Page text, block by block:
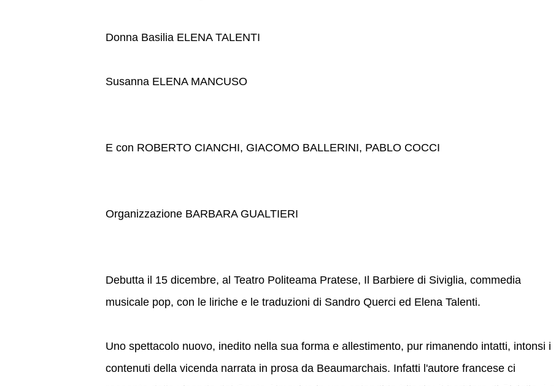
Donna Basilia ELENA TALENTI
Susanna ELENA MANCUSO
E con ROBERTO CIANCHI, GIACOMO BALLERINI, PABLO COCCI
Organizzazione BARBARA GUALTIERI
Debutta il 15 dicembre, al Teatro Politeama Pratese, Il Barbiere di Siviglia, commedia
musicale pop, con le liriche e le traduzioni di Sandro Querci ed Elena Talenti.
Uno spettacolo nuovo, inedito nella sua forma e allestimento, pur rimanendo intatti, intonsi i
contenuti della vicenda narrata in prosa da Beaumarchais. Infatti l'autore francese ci